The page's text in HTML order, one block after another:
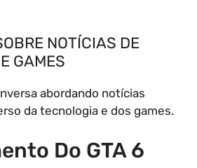
NOTÍCIAS DE
GAMES
abordando notícias
da tecnologia e dos games.
Do GTA 6